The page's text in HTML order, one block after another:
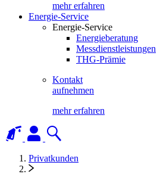
mehr erfahren
Energie-Service
Energie-Service
Energieberatung
Messdienstleistungen
THG-Prämie
Kontakt
aufnehmen
mehr erfahren
Privatkunden